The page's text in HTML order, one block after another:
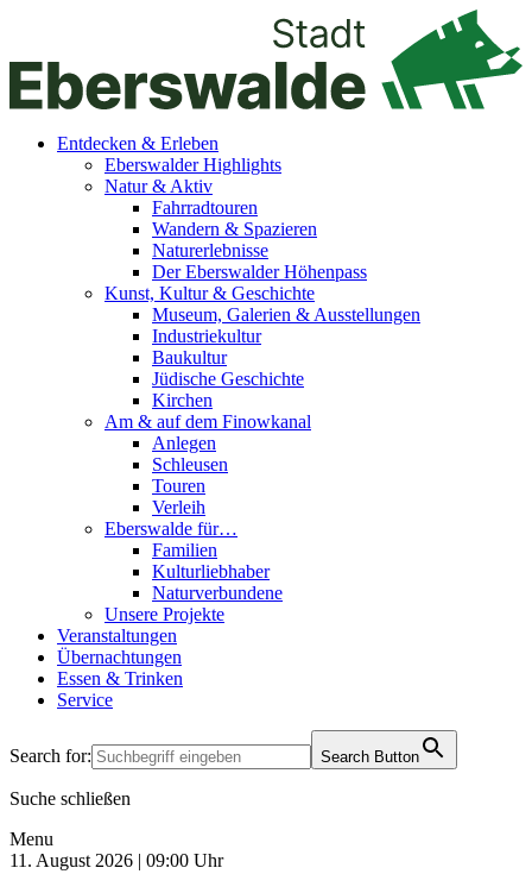
Entdecken & Erleben
Eberswalder Highlights
Natur & Aktiv
Fahrradtouren
Wandern & Spazieren
Naturerlebnisse
Der Eberswalder Höhenpass
Kunst, Kultur & Geschichte
Museum, Galerien & Ausstellungen
Industriekultur
Baukultur
Jüdische Geschichte
Kirchen
Am & auf dem Finowkanal
Anlegen
Schleusen
Touren
Verleih
Eberswalde für…
Familien
Kulturliebhaber
Naturverbundene
Unsere Projekte
Veranstaltungen
Übernachtungen
Essen & Trinken
Service
Search for: Search Button
Suche schließen
Menu
11. August 2026 | 09:00 Uhr